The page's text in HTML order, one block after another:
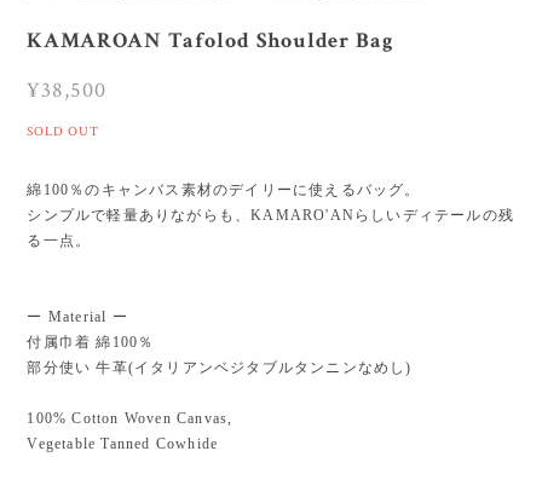
KAMAROAN Tafolod Shoulder Bag
¥38,500
SOLD OUT
綿100％のキャンバス素材のデイリーに使えるバッグ。
シンプルで軽量ありながらも、KAMARO'ANらしいディテールの残
る一点。
ー Material ー
付属巾着 綿100％
部分使い 牛革(イタリアンベジタブルタンニンなめし)
100% Cotton Woven Canvas,
Vegetable Tanned Cowhide